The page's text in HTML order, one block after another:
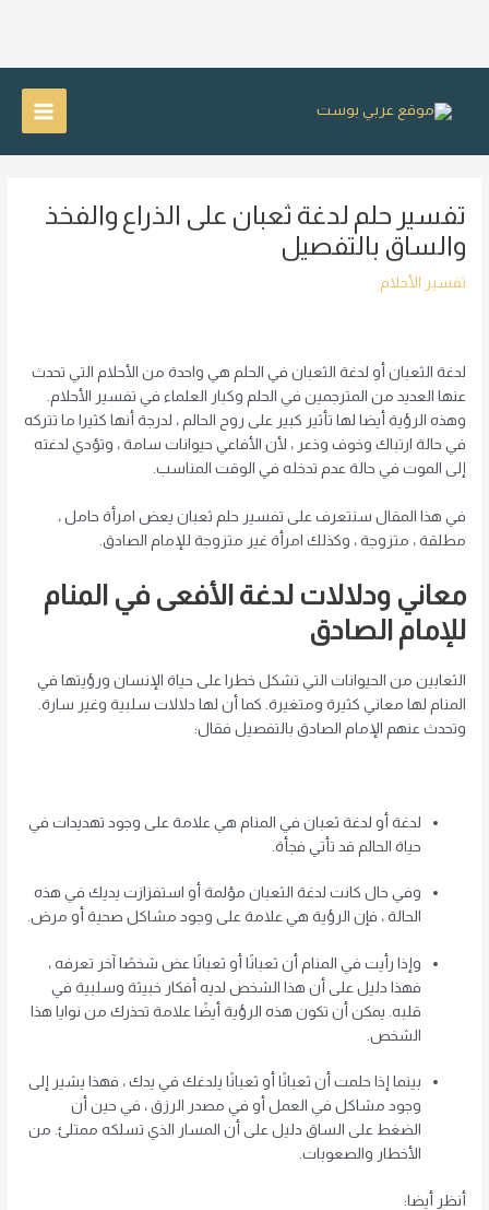
Main
تفسير حلم لدغة ثعبان على الذراع والفخذ
والساق بالتفصيل
تفسير الأحلام
لدغة الثعبان أو لدغة الثعبان في الحلم هي واحدة من الأحلام التي تحدث
عنها العديد من المترجمين في الحلم وكبار العلماء في تفسير الأحلام.
وهذه الرؤية أيضا لها تأثير كبير على روح الحالم ، لدرجة أنها كثيرا ما تتركه
في حالة ارتباك وخوف وذعر ، لأن الأفاعي حيوانات سامة ، وتؤدي لدغته
إلى الموت في حالة عدم تدخله في الوقت المناسب.
في هذا المقال سنتعرف على تفسير حلم ثعبان يعض امرأة حامل ،
مطلقة ، متزوجة ، وكذلك امرأة غير متزوجة للإمام الصادق.
معاني ودلالات لدغة الأفعى في المنام
للإمام الصادق
الثعابين من الحيوانات التي تشكل خطرا على حياة الإنسان ورؤيتها في
المنام لها معاني كثيرة ومتغيرة. كما أن لها دلالات سلبية وغير سارة.
وتحدث عنهم الإمام الصادق بالتفصيل فقال:
لدغة أو لدغة ثعبان في المنام هي علامة على وجود تهديدات في
حياة الحالم قد تأتي فجأة.
وفي حال كانت لدغة الثعبان مؤلمة أو استفزازت يديك في هذه
الحالة ، فإن الرؤية هي علامة على وجود مشاكل صحية أو مرض.
وإذا رأيت في المنام أن ثعبانًا أو ثعبانًا عض شخصًا آخر تعرفه ،
فهذا دليل على أن هذا الشخص لديه أفكار خبيثة وسلبية في
قلبه. يمكن أن تكون هذه الرؤية أيضًا علامة تحذرك من نوايا هذا
الشخص.
بينما إذا حلمت أن ثعبانًا أو ثعبانًا يلدغك في يدك ، فهذا يشير إلى
وجود مشاكل في العمل أو في مصدر الرزق ، في حين أن
الضغط على الساق دليل على أن المسار الذي تسلكه ممتلئ. من
الأخطار والصعوبات.
أنظر أيضا: